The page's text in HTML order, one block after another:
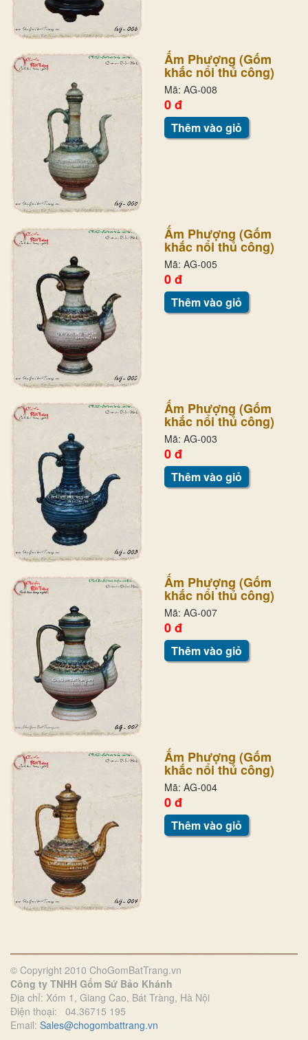
Ấm Phượng (Gốm
khắc nổi thủ công)
Mã: AG-008
0 đ
Thêm vào giỏ
Ấm Phượng (Gốm
khắc nổi thủ công)
Mã: AG-005
0 đ
Thêm vào giỏ
Ấm Phượng (Gốm
khắc nổi thủ công)
Mã: AG-003
0 đ
Thêm vào giỏ
Ấm Phượng (Gốm
khắc nổi thủ công)
Mã: AG-007
0 đ
Thêm vào giỏ
Ấm Phượng (Gốm
khắc nổi thủ công)
Mã: AG-004
0 đ
Thêm vào giỏ
© Copyright 2010 ChoGomBatTrang.vn
Công ty TNHH Gốm Sứ Bảo Khánh
Địa chỉ: Xóm 1, Giang Cao, Bát Tràng, Hà Nội
Điện thoại: 04.36715 195
Email: Sales@chogombattrang.vn